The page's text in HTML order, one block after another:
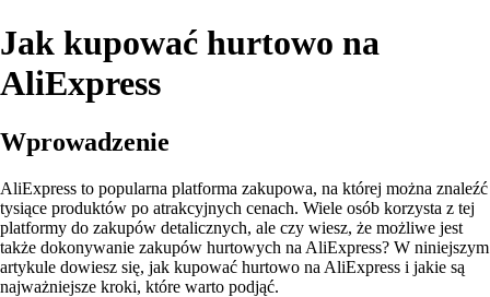
Jak kupować hurtowo na
AliExpress
Wprowadzenie
AliExpress to popularna platforma zakupowa, na której można znaleźć
tysiące produktów po atrakcyjnych cenach. Wiele osób korzysta z tej
platformy do zakupów detalicznych, ale czy wiesz, że możliwe jest
także dokonywanie zakupów hurtowych na AliExpress? W niniejszym
artykule dowiesz się, jak kupować hurtowo na AliExpress i jakie są
najważniejsze kroki, które warto podjąć.